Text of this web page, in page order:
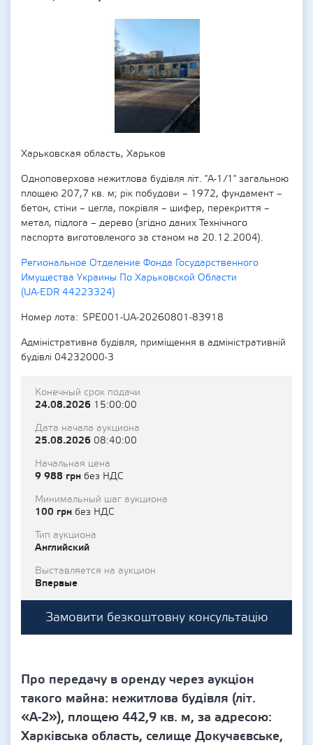
Харьковская область, Харьков
Одноповерхова нежитлова будівля літ. "А-1/1" загальною
площею 207,7 кв. м; рік побудови – 1972, фундамент –
бетон, стіни – цегла, покрівля – шифер, перекриття –
метал, підлога – дерево (згідно даних Технічного
паспорта виготовленого за станом на 20.12.2004).
Региональное Отделение Фонда Государственного
Имущества Украины По Харьковской Области
(UA-EDR 44223324)
Номер лота
SPE001-UA-20260801-83918
Адміністративна будівля, приміщення в адміністративній
будівлі 04232000-3
Конечный срок подачи
24.08.2026 15:00:00
Дата начала аукциона
25.08.2026 08:40:00
Начальная цена
9 988 грн без НДС
Минимальный шаг аукциона
100 грн без НДС
Тип аукциона
Английский
Выставляется на аукцион
Впервые
Замовити безкоштовну консультацію
Про передачу в оренду через аукціон
такого майна: нежитлова будівля (літ.
«А-2»), площею 442,9 кв. м, за адресою:
Харківська область, селище Докучаєвське,